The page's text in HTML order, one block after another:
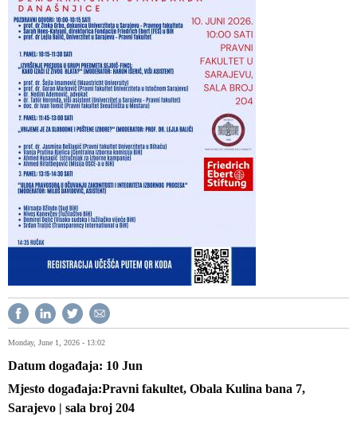
Monday, June 1, 2026 - 13:02
Datum događaja 10 Jun
Mjesto događaja Pravni fakultet, Obala Kulina bana 7,
Sarajevo | sala broj 204